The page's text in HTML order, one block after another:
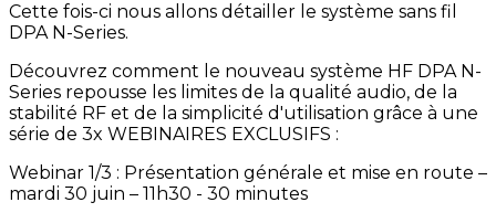
Cette fois-ci nous allons détailler le système sans fil
DPA N-Series.
Découvrez comment le nouveau système HF DPA N-
Series repousse les limites de la qualité audio, de la
stabilité RF et de la simplicité d'utilisation grâce à une
série de 3x WEBINAIRES EXCLUSIFS :
Webinar 1/3 : Présentation générale et mise en route –
mardi 30 juin – 11h30 - 30 minutes